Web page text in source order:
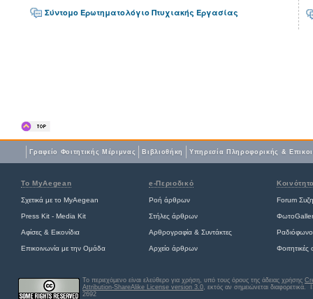
Σύντομο Ερωτηματολόγιο Πτυχιακής Εργασίας
Γραφείο Φοιτητικής Μέριμνας Βιβλιοθήκη Yπηρεσία Πληροφορικής &
Το MyAegean e-Περιοδικό
Σχετικά με το MyAegean Ροή άρθρων Forum
Press Kit - Media Kit Στήλες άρθρων
Αφίσες & Εικονίδια Αρθρογραφία & Συντάκτες Ραδιόφωνο
Επικοινωνία με την Ομάδα Αρχείο άρθρων
Το περιεχόμενο είναι ελεύθερο για χρήση, υπό τους όρους της άδειας χρήσης
Attribution-ShareAlike License version 3.0, εκτός αν σημειώνεται διαφορετικά.
2692